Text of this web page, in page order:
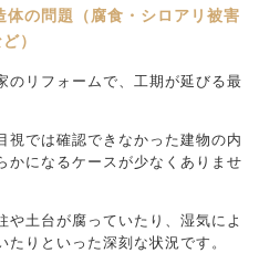
の問題（腐食・シロアリ被害
）
のリフォームで、工期が延びる最
視では確認できなかった建物の内
かになるケースが少なくありませ
土台が腐っていたり、湿気によ
りといった深刻な状況です。